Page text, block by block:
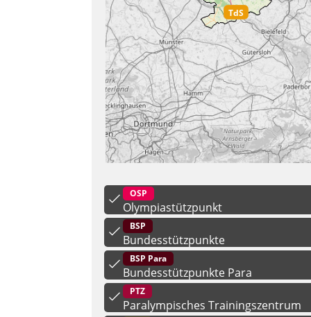
OSP
Olympiastützpunkt
BSP
Bundesstützpunkte
BSP Para
Bundesstützpunkte Para
PTZ
Paralympisches Trainingszentrum